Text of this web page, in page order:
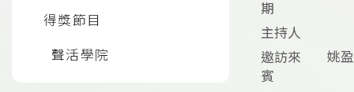
得獎節目
聲活學院
期
主持人
邀訪來
賓
姚